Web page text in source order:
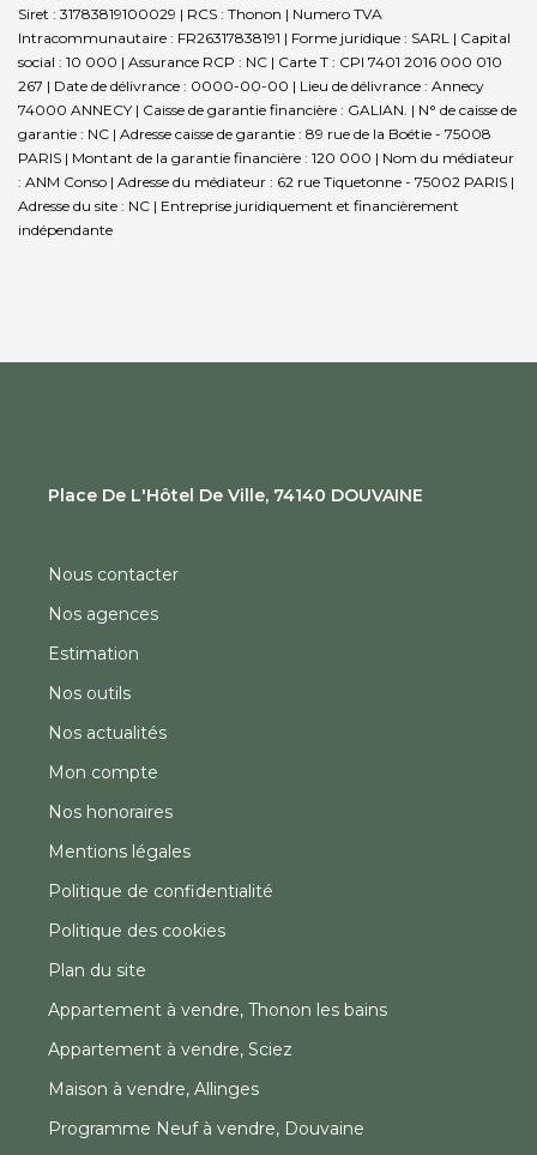
Siret : 31783819100029 | RCS : Thonon | Numero TVA
Intracommunautaire : FR26317838191 | Forme juridique : SARL | Capital
social : 10 000 | Assurance RCP : NC | Carte T : CPI 7401 2016 000 010
267 | Date de délivrance : 0000-00-00 | Lieu de délivrance : Annecy
74000 ANNECY | Caisse de garantie financière : GALIAN. | N° de caisse de
garantie : NC | Adresse caisse de garantie : 89 rue de la Boétie - 75008
PARIS | Montant de la garantie financière : 120 000 | Nom du médiateur
: ANM Conso | Adresse du médiateur : 62 rue Tiquetonne - 75002 PARIS |
Adresse du site : NC | Entreprise juridiquement et financièrement
indépendante
Place De L'Hôtel De Ville, 74140 DOUVAINE
Nous contacter
Nos agences
Estimation
Nos outils
Nos actualités
Mon compte
Nos honoraires
Mentions légales
Politique de confidentialité
Politique des cookies
Plan du site
Appartement à vendre, Thonon les bains
Appartement à vendre, Sciez
Maison à vendre, Allinges
Programme Neuf à vendre, Douvaine